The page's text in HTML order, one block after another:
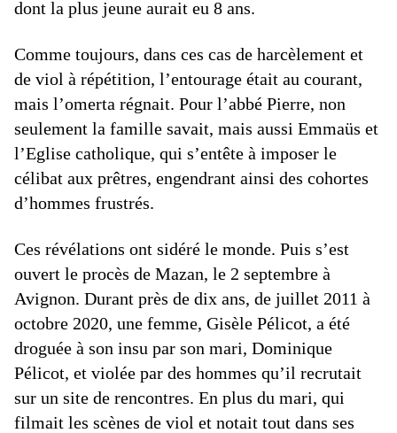
dont la plus jeune aurait eu 8 ans.
Comme toujours, dans ces cas de harcèlement et
de viol à répétition, l’entourage était au courant,
mais l’omerta régnait. Pour l’abbé Pierre, non
seulement la famille savait, mais aussi Emmaüs et
l’Eglise catholique, qui s’entête à imposer le
célibat aux prêtres, engendrant ainsi des cohortes
d’hommes frustrés.
Ces révélations ont sidéré le monde. Puis s’est
ouvert le procès de Mazan, le 2 septembre à
Avignon. Durant près de dix ans, de juillet 2011 à
octobre 2020, une femme, Gisèle Pélicot, a été
droguée à son insu par son mari, Dominique
Pélicot, et violée par des hommes qu’il recrutait
sur un site de rencontres. En plus du mari, qui
filmait les scènes de viol et notait tout dans ses